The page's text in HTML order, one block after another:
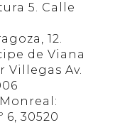
5. Calle
12.
de Viana
Av.
30520